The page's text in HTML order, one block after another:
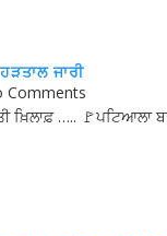
ਜਾਰੀ
Comments
ਖ਼ਿਲਾਫ਼ ….. 🚩ਪਟਿਆਲਾ